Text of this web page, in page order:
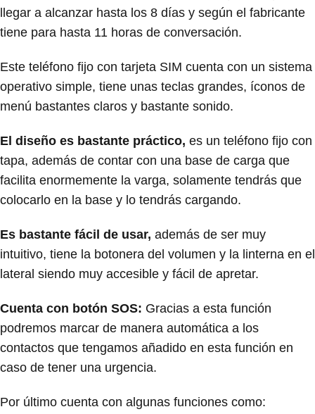
llegar a alcanzar hasta los 8 días y según el fabricante
tiene para hasta 11 horas de conversación.
Este teléfono fijo con tarjeta SIM cuenta con un sistema
operativo simple, tiene unas teclas grandes, íconos de
menú bastantes claros y bastante sonido.
El diseño es bastante práctico, es un teléfono fijo con
tapa, además de contar con una base de carga que
facilita enormemente la varga, solamente tendrás que
colocarlo en la base y lo tendrás cargando.
Es bastante fácil de usar, además de ser muy
intuitivo, tiene la botonera del volumen y la linterna en el
lateral siendo muy accesible y fácil de apretar.
Cuenta con botón SOS: Gracias a esta función
podremos marcar de manera automática a los
contactos que tengamos añadido en esta función en
caso de tener una urgencia.
Por último cuenta con algunas funciones como: